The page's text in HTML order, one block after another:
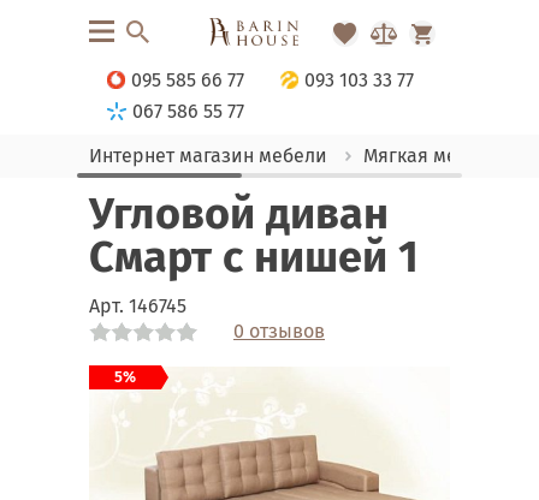
095 585 66 77
093 103 33 77
067 586 55 77
Интернет магазин мебели
Мягкая мебель
Угловой диван
Смарт с нишей 1
Арт. 146745
0 отзывов
5%
Link
Link
Link
Link